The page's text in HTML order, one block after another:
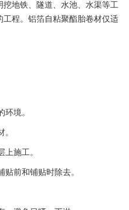
地铁、隧道、水池、水渠等工
程。铝箔自粘聚酯胎卷材仅适
境。
施工。
前和铺贴时除去。